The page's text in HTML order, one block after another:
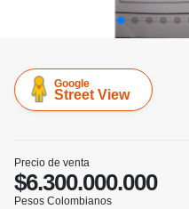
Google
Street View
Precio de venta
$6.300.000.000
Pesos Colombianos